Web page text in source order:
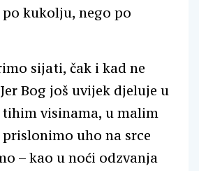
kukolju, nego po
sijati, čak i kad ne
Bog još uvijek djeluje u
tihim visinama, u malim
uho na srce
– kao u noći odzvanja